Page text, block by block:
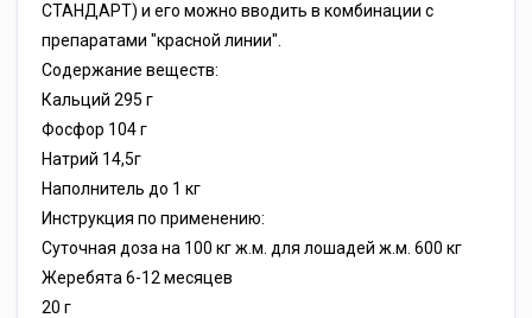
СТАНДАРТ) и его можно вводить в комбинации с
препаратами "красной линии".
Содержание веществ:
Кальций 295 г
Фосфор 104 г
Натрий 14,5г
Наполнитель до 1 кг
Инструкция по применению:
Суточная доза на 100 кг ж.м. для лошадей ж.м. 600 кг
Жеребята 6-12 месяцев
20 г